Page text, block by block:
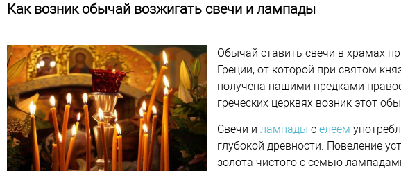
Как возник обычай возжигать свечи и лампады
Обычай ставить свечи в храмах
Греции, от которой при святом
получена нашими предками
греческих церквях возник этот
Свечи и лампады с елеем
глубокой древности. Повеление
золота чистого с семью